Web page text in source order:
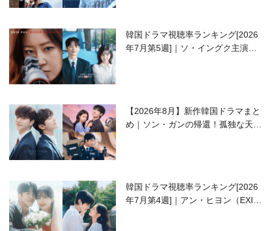
韓国ドラマ視聴率ランキング[2026
年7月第5週]｜ソ・イングク主演の
【2026年8月】新作韓国ドラマまと
め｜ソン・ガンの帰還！孤独な天才
韓国ドラマ視聴率ランキング[2026
年7月第4週]｜アン・ヒヨン（EXID